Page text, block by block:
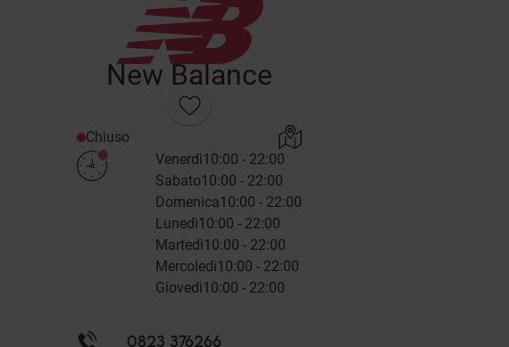
New Balance
Chiuso
Venerdì10:00 - 22:00
Sabato10:00 - 22:00
Domenica10:00 - 22:00
Lunedì10:00 - 22:00
Martedì10:00 - 22:00
Mercoledì10:00 - 22:00
Giovedì10:00 - 22:00
0823 376266